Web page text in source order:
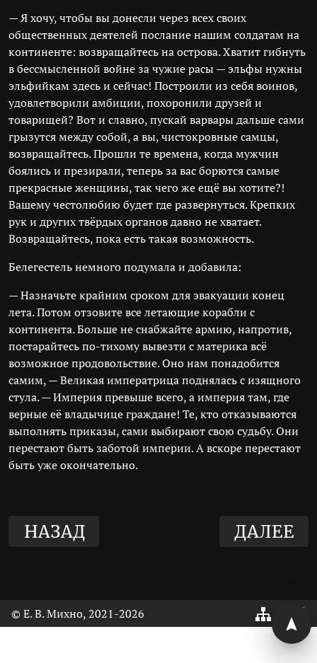
— Я хочу, чтобы вы донесли через всех своих
общественных деятелей послание нашим солдатам на
континенте: возвращайтесь на острова. Хватит гибнуть
в бессмысленной войне за чужие расы — эльфы нужны
эльфийкам здесь и сейчас! Построили из себя воинов,
удовлетворили амбиции, похоронили друзей и
товарищей? Вот и славно, пускай варвары дальше сами
грызутся между собой, а вы, чистокровные самцы,
возвращайтесь. Прошли те времена, когда мужчин
боялись и презирали, теперь за вас борются самые
прекрасные женщины, так чего же ещё вы хотите?!
Вашему честолюбию будет где развернуться. Крепких
рук и других твёрдых органов давно не хватает.
Возвращайтесь, пока есть такая возможность.
Белегестель немного подумала и добавила:
— Назначьте крайним сроком для эвакуации конец
лета. Потом отзовите все летающие корабли с
континента. Больше не снабжайте армию, напротив,
постарайтесь по-тихому вывезти с материка всё
возможное продовольствие. Оно нам понадобится
самим, — Великая императрица поднялась с изящного
стула. — Империя превыше всего, а империя там, где
верные её владычице граждане! Те, кто отказываются
выполнять приказы, сами выбирают свою судьбу. Они
перестают быть заботой империи. А вскоре перестают
быть уже окончательно.
НАЗАД ДАЛЕЕ
© Е. В. Михно, 2021-2026